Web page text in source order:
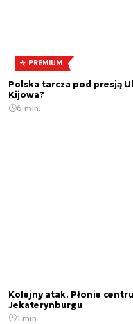
PREMIUM
Polska tarcza pod presją
Kijowa?
6 min.
Kolejny atak. Płonie
Jekaterynburgu
1 min.